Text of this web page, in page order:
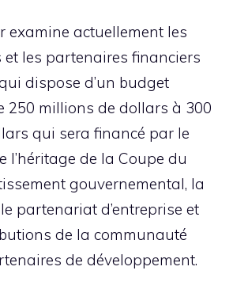
examine actuellement les
et les partenaires financiers
dispose d’un budget
250 millions de dollars à 300
qui sera financé par le
l’héritage de la Coupe du
gouvernemental, la
partenariat d’entreprise et
de la communauté
de développement.